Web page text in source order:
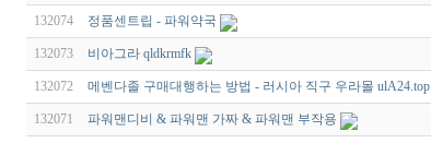
132074 정품센트립 - 파워약국
132073 비아그라 qldkrmfk
132072 메벤다졸 구매대행하는 방법 - 러시아 직구 우라몰 ulA24.top
132071 파워맨디비 & 파워맨 가짜 & 파워맨 부작용